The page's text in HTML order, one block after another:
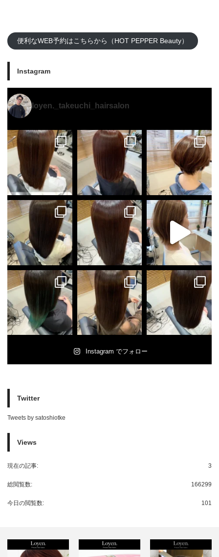
便利なWEB予約はこちらから（HOT PEPPER Beauty）
Instagram
loyen._takeuchi_hairsalon
Instagram でフォロー
Twitter
Tweets by satoshiotke
Views
3
現在の記事:
166299
総閲覧数:
101
今日の閲覧数: